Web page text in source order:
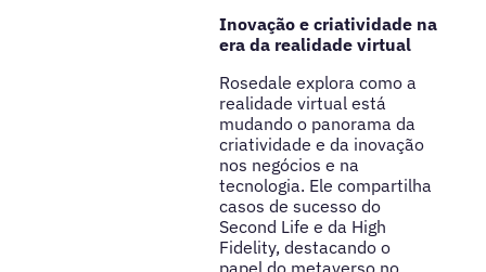
Inovação e criatividade na
era da realidade virtual
Rosedale explora como a
realidade virtual está
mudando o panorama da
criatividade e da inovação
nos negócios e na
tecnologia. Ele compartilha
casos de sucesso do
Second Life e da High
Fidelity, destacando o
papel do metaverso no